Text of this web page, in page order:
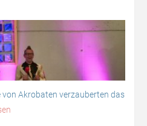
Akrobaten verzauberten das